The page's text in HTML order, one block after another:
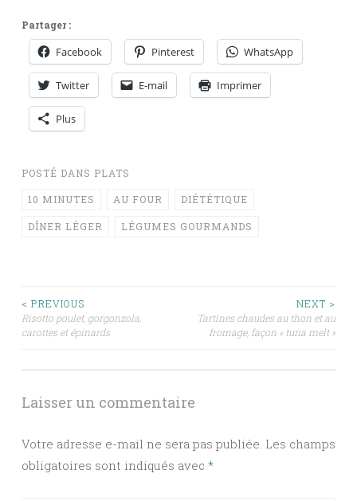
Partager :
Facebook Pinterest WhatsApp
Twitter E-mail Imprimer
Plus
POSTÉ DANS PLATS
10 MINUTES AU FOUR DIÉTÉTIQUE
DÎNER LÉGER LÉGUMES GOURMANDS
Navigation
des
< PREVIOUS
Risotto poulet, gorgonzola,
carottes et épinards
NEXT >
Tartines chaudes au thon et au
fromage, façon « tuna melt »
Laisser un commentaire
Votre adresse e-mail ne sera pas publiée. Les champs
obligatoires sont indiqués avec *